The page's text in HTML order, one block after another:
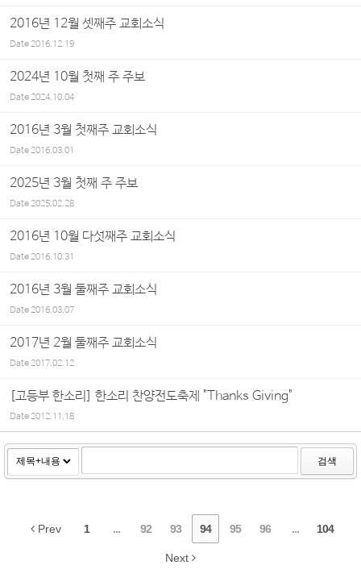
2016년 12월 셋째주 교회소식
Date2016.12.19
2024년 10월 첫째 주 주보
Date2024.10.04
2016년 3월 첫째주 교회소식
Date2016.03.01
2025년 3월 첫째 주 주보
Date2025.02.28
2016년 10월 다섯째주 교회소식
Date2016.10.31
2016년 3월 둘째주 교회소식
Date2016.03.07
2017년 2월 둘째주 교회소식
Date2017.02.12
[고등부 한소리] 한소리 찬양전도축제 "Thanks Giving"
Date2012.11.18
검색
Prev 1 ... 92 93 94 95 96 ... 104
Next